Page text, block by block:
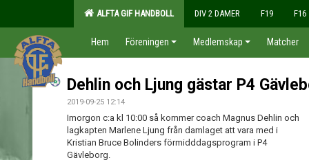
ALFTA GIF HANDBOLL DIV 2 DAMER F19 F16
Hem Föreningen Medlemskap Matcher
Dehlin och Ljung gästar P4
2019-09-25 12:14
Imorgon c:a kl 10:00 så kommer coach Magnus Dehlin och
lagkapten Marlene Ljung från damlaget att vara med i
Kristian Bruce Bolinders förmidddagsprogram i P4
Gävleborg.